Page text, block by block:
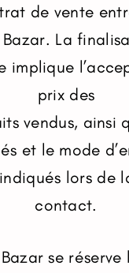
de vente
Bazar. La
implique
prix des
vendus, ainsi
et le mode
lors de
contact.
se